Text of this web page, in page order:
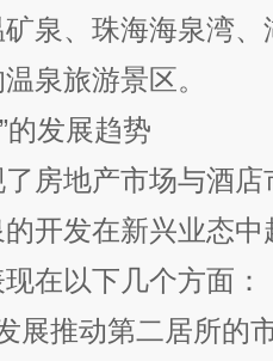
泉、珠海海泉湾
泉旅游景区。
发展趋势
地产市场与酒店
开发在新兴业态
在以下几个方面：
推动第二居所的